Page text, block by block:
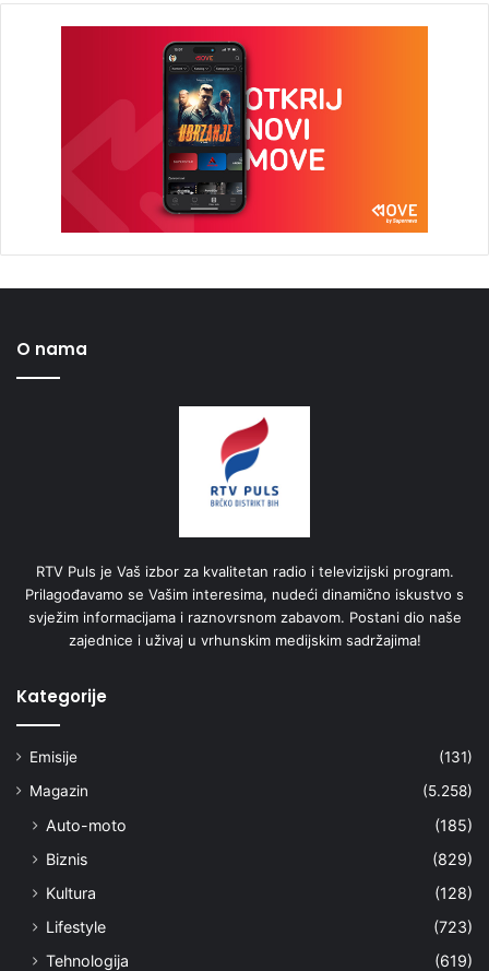
O nama
RTV Puls je Vaš izbor za kvalitetan radio i televizijski program.
Prilagođavamo se Vašim interesima, nudeći dinamično iskustvo s
svježim informacijama i raznovrsnom zabavom. Postani dio naše
zajednice i uživaj u vrhunskim medijskim sadržajima!
Kategorije
Emisije
(131)
Magazin
(5.258)
Auto-moto
(185)
Biznis
(829)
Kultura
(128)
Lifestyle
(723)
Tehnologija
(619)